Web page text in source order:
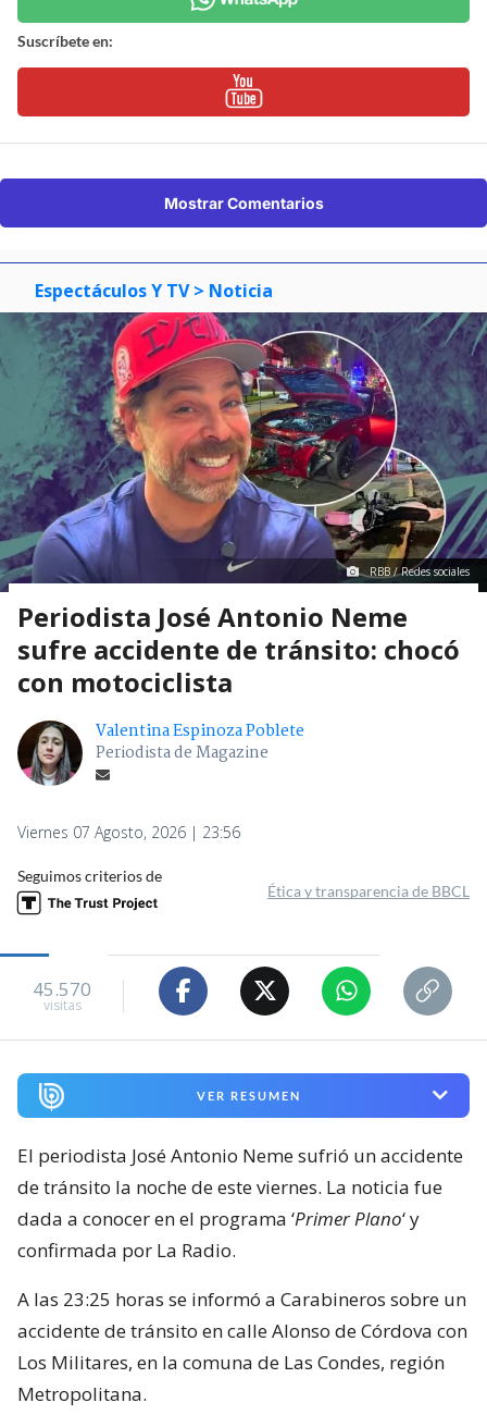
Suscríbete en:
Mostrar Comentarios
Espectáculos Y TV > Noticia
RBB / Redes sociales
Periodista José Antonio Neme
sufre accidente de tránsito: chocó
con motociclista
Valentina Espinoza Poblete
Periodista de Magazine
Viernes 07 Agosto, 2026 | 23:56
Seguimos criterios de
Ética y transparencia de BBCL
45.570
visitas
VER RESUMEN
El periodista José Antonio Neme sufrió un accidente
de tránsito la noche de este viernes. La noticia fue
dada a conocer en el programa ‘Primer Plano‘ y
confirmada por La Radio.
A las 23:25 horas se informó a Carabineros sobre un
accidente de tránsito en calle Alonso de Córdova con
Los Militares, en la comuna de Las Condes, región
Metropolitana.